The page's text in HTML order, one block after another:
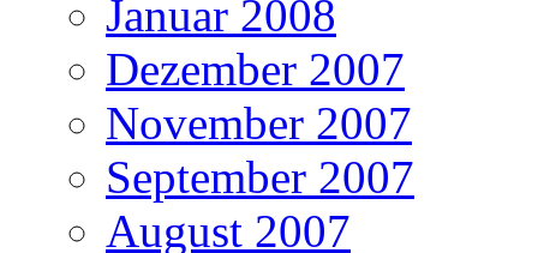
Januar 2008
Dezember 2007
November 2007
September 2007
August 2007